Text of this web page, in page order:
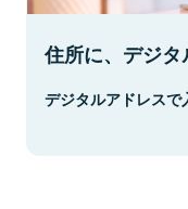
住所に、デジタ
デジタルアドレスで